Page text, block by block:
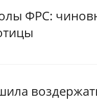
ФРС: